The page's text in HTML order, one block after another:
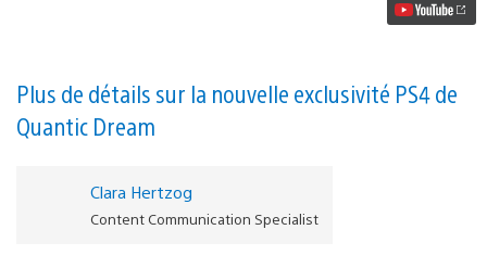
une
nouvelle
Plus de détails sur la nouvelle exclusivité PS4 de
Quantic Dream
Clara Hertzog
Content Communication Specialist